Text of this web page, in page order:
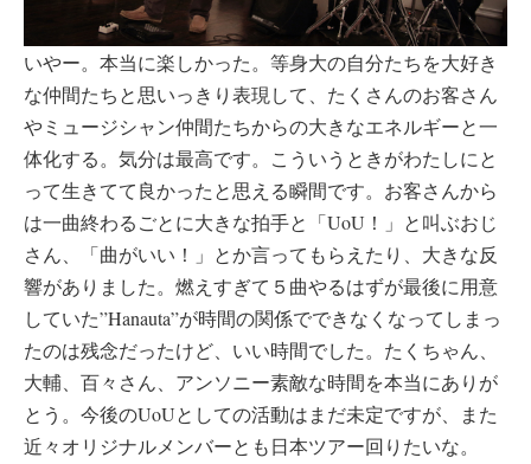
いやー。本当に楽しかった。等身大の自分たちを大好き
な仲間たちと思いっきり表現して、たくさんのお客さん
やミュージシャン仲間たちからの大きなエネルギーと一
体化する。気分は最高です。こういうときがわたしにと
って生きてて良かったと思える瞬間です。お客さんから
は一曲終わるごとに大きな拍手と「UoU！」と叫ぶおじ
さん、「曲がいい！」とか言ってもらえたり、大きな反
響がありました。燃えすぎて５曲やるはずが最後に用意
していた”Hanauta”が時間の関係でできなくなってしまっ
たのは残念だったけど、いい時間でした。たくちゃん、
大輔、百々さん、アンソニー素敵な時間を本当にありが
とう。今後のUoUとしての活動はまだ未定ですが、また
近々オリジナルメンバーとも日本ツアー回りたいな。